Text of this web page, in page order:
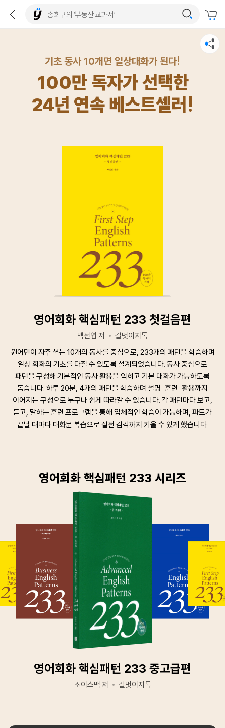
기초 동사 10개면 일상대화가 된다!
100만 독자가 선택한
24년 연속 베스트셀러!
영어회화 핵심패턴 233 첫걸음편
백선엽 저
길벗이지톡
원어민이 자주 쓰는 10개의 동사를 중심으로, 233개의 패턴을 학습하며
일상 회화의 기초를 다질 수 있도록 설계되었습니다. 동사 중심으로
패턴을 구성해 기본적인 동사 활용을 익히고 기본 대화가 가능하도록
돕습니다. 하루 20분, 4개의 패턴을 학습하며 설명-훈련-활용까지
이어지는 구성으로 누구나 쉽게 따라갈 수 있습니다. 각 패턴마다 보고,
듣고, 말하는 훈련 프로그램을 통해 입체적인 학습이 가능하며, 파트가
끝날 때마다 대화문 복습으로 실전 감각까지 키울 수 있게 했습니다.
영어회화 핵심패턴 233 시리즈
영어회화 핵심패턴 233 중고급편
조이스백 저 길벗이지톡